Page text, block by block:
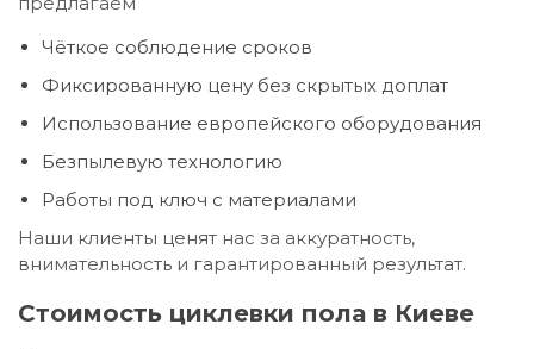
Чёткое соблюдение сроков
Фиксированную цену без скрытых доплат
Использование европейского оборудования
Безпылевую технологию
Работы под ключ с материалами
Наши клиенты ценят нас за аккуратность,
внимательность и гарантированный результат.
Стоимость циклевки пола в Киеве